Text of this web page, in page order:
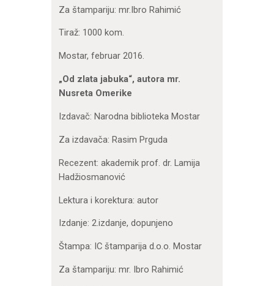
Za štampariju: mr.Ibro Rahimić
Tiraž: 1000 kom.
Mostar, februar 2016.
„Od zlata jabuka“, autora mr.
Nusreta Omerike
Izdavač: Narodna biblioteka Mostar
Za izdavača: Rasim Prguda
Recezent: akademik prof. dr. Lamija
Hadžiosmanović
Lektura i korektura: autor
Izdanje: 2.izdanje, dopunjeno
Štampa: IC štamparija d.o.o. Mostar
Za štampariju: mr. Ibro Rahimić